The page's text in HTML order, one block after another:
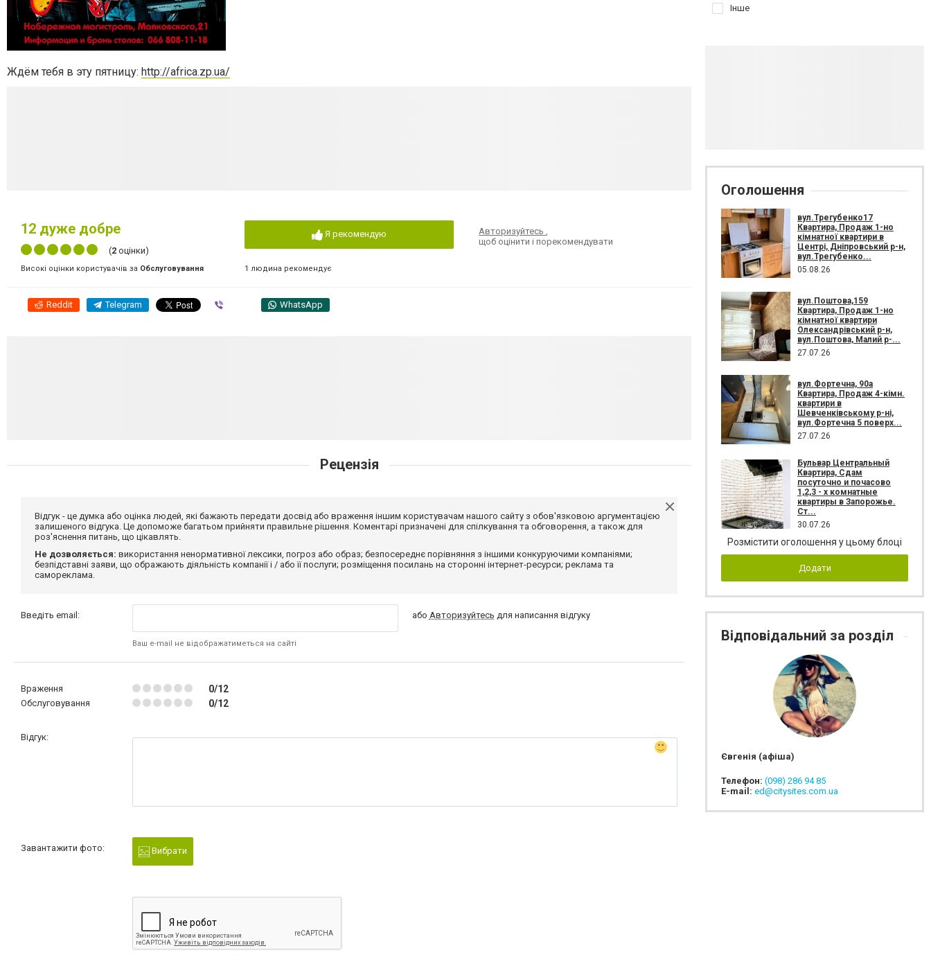
Ждём тебя в эту пятницу: http://africa.zp.ua/
12 дуже добре
(2 оцінки)
Високі оцінки користувачів за Обслуговування
Я рекомендую
1 людина рекомендує
Авторизуйтесь
щоб оцінити і порекомендувати
Reddit Telegram WhatsApp
Рецензія
Відгук - це думка або оцінка людей, які бажають передати досвід або враження іншим користувачам нашого сайту з обов'язковою аргументацією
залишеного відгука. Це допоможе багатьом прийняти правильне рішення. Коментарі призначені для спілкування та обговорення, а також для
роз'яснення питань, що цікавлять.
Не дозволяється: використання ненормативної лексики, погроз або образ; безпосереднє порівняння з іншими конкуруючими компаніями;
безпідставні заяви, що ображають діяльність компанії і / або її послуги; розміщення посилань на сторонні інтернет-ресурси; реклама та
самореклама.
Введіть email:
Ваш e-mail не відображатиметься на сайті
або Авторизуйтесь для написання відгуку
Враження 0/12
Обслуговування 0/12
Відгук:
Завантажити фото: Вибрати
Інше
Оголошення
вул.Трегубенко17
Квартира, Продаж 1-но
кімнатної квартири в
Центрі, Дніпровський р-н,
вул.Трегубенко...
05.08.26
вул.Поштова,159
Квартира, Продаж 1-но
кімнатної квартири
Олександрівський р-н,
вул.Поштова, Малий р-...
27.07.26
вул.Фортечна, 90а
Квартира, Продаж 4-кімн.
квартири в
Шевченківському р-ні,
вул.Фортечна 5 поверх...
27.07.26
Бульвар Центральный
Квартира, Сдам
посуточно и почасово
1,2,3 - х комнатные
квартиры в Запорожье.
Ст...
30.07.26
Розмістити оголошення у цьому блоці
Додати
Відповідальний за розділ
Євгенія (афіша)
Телефон: (098) 286 94 85
E-mail: ed@citysites.com.ua